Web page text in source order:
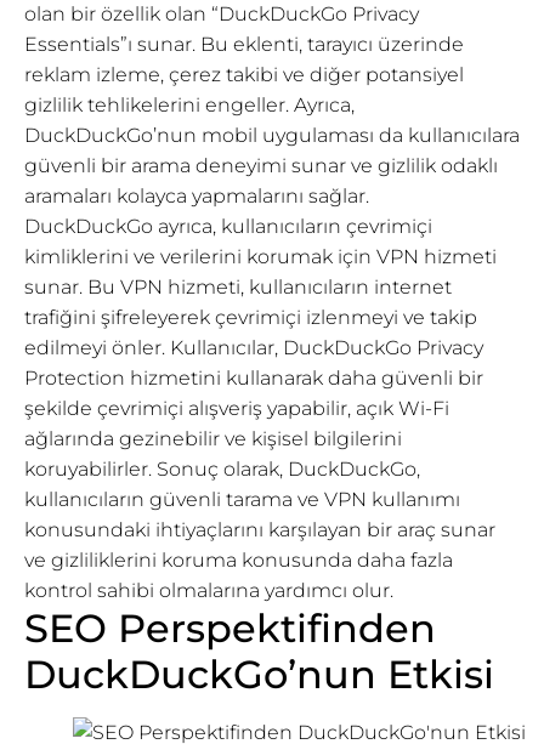
olan bir özellik olan “DuckDuckGo Privacy
Essentials”ı sunar. Bu eklenti, tarayıcı üzerinde
reklam izleme, çerez takibi ve diğer potansiyel
gizlilik tehlikelerini engeller. Ayrıca,
DuckDuckGo’nun mobil uygulaması da kullanıcılara
güvenli bir arama deneyimi sunar ve gizlilik odaklı
aramaları kolayca yapmalarını sağlar.
DuckDuckGo ayrıca, kullanıcıların çevrimiçi
kimliklerini ve verilerini korumak için VPN hizmeti
sunar. Bu VPN hizmeti, kullanıcıların internet
trafiğini şifreleyerek çevrimiçi izlenmeyi ve takip
edilmeyi önler. Kullanıcılar, DuckDuckGo Privacy
Protection hizmetini kullanarak daha güvenli bir
şekilde çevrimiçi alışveriş yapabilir, açık Wi-Fi
ağlarında gezinebilir ve kişisel bilgilerini
koruyabilirler. Sonuç olarak, DuckDuckGo,
kullanıcıların güvenli tarama ve VPN kullanımı
konusundaki ihtiyaçlarını karşılayan bir araç sunar
ve gizliliklerini koruma konusunda daha fazla
kontrol sahibi olmalarına yardımcı olur.
SEO Perspektifinden
DuckDuckGo’nun Etkisi